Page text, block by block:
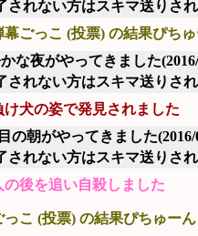
されない方はスキマ送りさ
ごっこ (投票) の結果ぴち
な夜がやってきました
されない方はスキマ送りさ
犬の姿で発見されました
の朝がやってきました
されない方はスキマ送りさ
後を追い自殺しました
こ (投票) の結果ぴちゅー